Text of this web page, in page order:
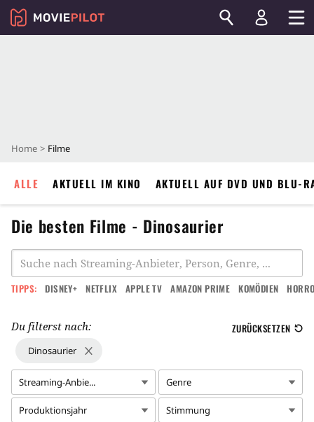
Home Filme
ALLE AKTUELL IM KINO AKTUELL AUF DVD UND BLU-
Die besten Filme - Dinosaurier
TIPPS: DISNEY+ NETFLIX APPLE TV AMAZON PRIME KOMÖDIEN
Du filterst nach: ZURÜCKSETZEN
Dinosaurier
Streaming-Anbie... Genre
Produktionsjahr Stimmung